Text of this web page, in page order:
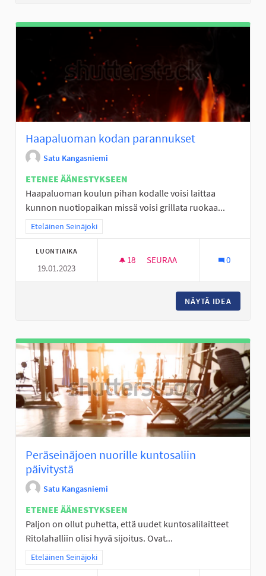
Haapaluoman kodan parannukset
Satu Kangasniemi
ETENEE ÄÄNESTYKSEEN
Haapaluoman koulun pihan kodalle voisi laittaa
kunnon nuotiopaikan missä voisi grillata ruokaa...
Rajaa tulokset teeman mukaan: Eteläinen Seinäjoki
Eteläinen Seinäjoki
LUONTIAIKA
19.01.2023
18 18 SEURAAJAA
SEURAA 0
NÄYTÄ IDEA
Peräseinäjoen nuorille kuntosaliin
päivitystä
Satu Kangasniemi
ETENEE ÄÄNESTYKSEEN
Paljon on ollut puhetta, että uudet kuntosalilaitteet
Ritolahalliin olisi hyvä sijoitus. Ovat...
Rajaa tulokset teeman mukaan: Eteläinen Seinäjoki
Eteläinen Seinäjoki